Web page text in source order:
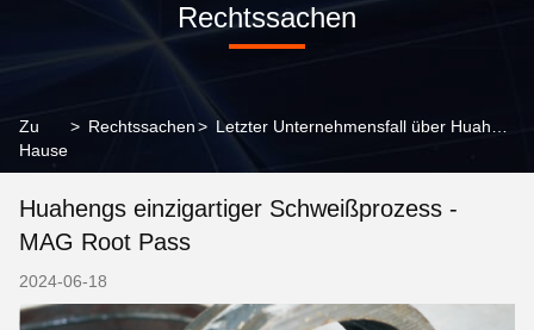
Rechtssachen
Zu
Hause
> Rechtssachen>
Huahengs einzigartiger Schweißprozess -
MAG Root Pass
2024-06-18